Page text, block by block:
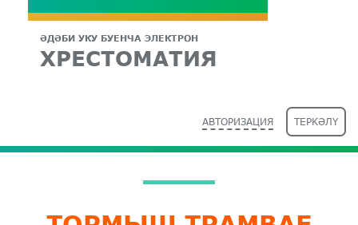
ӘДӘБИ УКУ БУЕНЧА ЭЛЕКТРОН
ХРЕСТОМАТИЯ
АВТОРИЗАЦИЯ ТЕРКӘЛҮ